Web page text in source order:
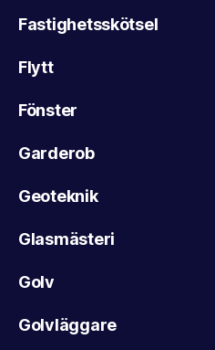
Fastighetsskötsel
Flytt
Fönster
Garderob
Geoteknik
Glasmästeri
Golv
Golvläggare